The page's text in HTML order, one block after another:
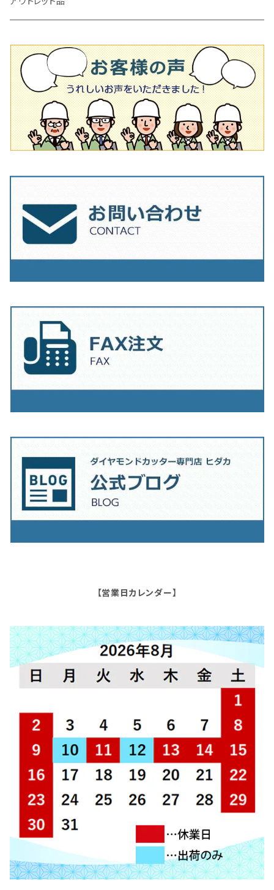
タイル針
タイル針
その他
オフセットタイプ（ハットタイプ
205ｍｍ（8インチ）
230mm（9インチ）
180mm（7インチ）
205mm（8インチ）
230mm（9インチ）
150ｍｍ（6インチ）
180ｍｍ（7インチ）
205mm（8インチ）
【営業日カレンダー】